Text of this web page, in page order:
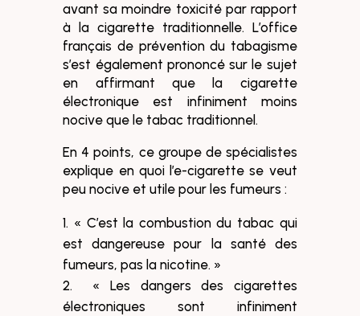
avant sa moindre toxicité par rapport
à la cigarette traditionnelle. L’office
français de prévention du tabagisme
s’est également prononcé sur le sujet
en affirmant que la cigarette
électronique est infiniment moins
nocive que le tabac traditionnel.
En 4 points, ce groupe de spécialistes
explique en quoi l’e-cigarette se veut
peu nocive et utile pour les fumeurs :
« C’est la combustion du tabac qui
est dangereuse pour la santé des
fumeurs, pas la nicotine. »
« Les dangers des cigarettes
électroniques sont infiniment